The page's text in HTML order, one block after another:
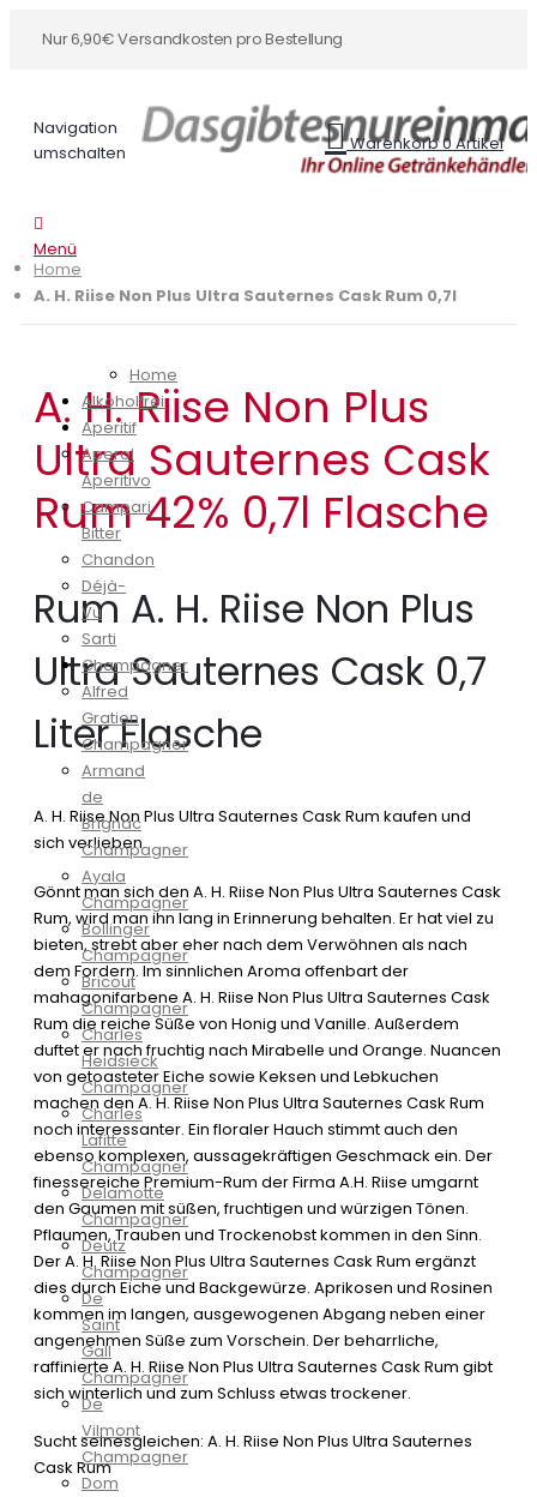
Nur 6,90€ Versandkosten pro Bestellung
Navigation
umschalten
Warenkorb0Artikel
Menü
Home
Alkoholfrei
Aperitif
Aperol
Aperitivo
Campari
Bitter
Chandon
Déjà-
Vu
Sarti
Champagner
Alfred
Gratien
Champagner
Armand
de
Brignac
Champagner
Ayala
Champagner
Bollinger
Champagner
Bricout
Champagner
Charles
Heidsieck
Champagner
Charles
Lafitte
Champagner
Delamotte
Champagner
Deutz
Champagner
De
Saint
Gall
Champagner
De
Vilmont
Champagner
Dom
Home
A. H. Riise Non Plus Ultra Sauternes Cask Rum 0,7l
A. H. Riise Non Plus
Ultra Sauternes Cask
Rum 42% 0,7l Flasche
Rum A. H. Riise Non Plus
Ultra Sauternes Cask 0,7
Liter Flasche
A. H. Riise Non Plus Ultra Sauternes Cask Rum kaufen und
sich verlieben
Gönnt man sich den A. H. Riise Non Plus Ultra Sauternes Cask
Rum, wird man ihn lang in Erinnerung behalten. Er hat viel zu
bieten, strebt aber eher nach dem Verwöhnen als nach
dem Fordern. Im sinnlichen Aroma offenbart der
mahagonifarbene A. H. Riise Non Plus Ultra Sauternes Cask
Rum die reiche Süße von Honig und Vanille. Außerdem
duftet er nach fruchtig nach Mirabelle und Orange. Nuancen
von getoasteter Eiche sowie Keksen und Lebkuchen
machen den A. H. Riise Non Plus Ultra Sauternes Cask Rum
noch interessanter. Ein floraler Hauch stimmt auch den
ebenso komplexen, aussagekräftigen Geschmack ein. Der
finessereiche Premium-Rum der Firma A.H. Riise umgarnt
den Gaumen mit süßen, fruchtigen und würzigen Tönen.
Pflaumen, Trauben und Trockenobst kommen in den Sinn.
Der A. H. Riise Non Plus Ultra Sauternes Cask Rum ergänzt
dies durch Eiche und Backgewürze. Aprikosen und Rosinen
kommen im langen, ausgewogenen Abgang neben einer
angenehmen Süße zum Vorschein. Der beharrliche,
raffinierte A. H. Riise Non Plus Ultra Sauternes Cask Rum gibt
sich winterlich und zum Schluss etwas trockener.
Sucht seinesgleichen: A. H. Riise Non Plus Ultra Sauternes
Cask Rum